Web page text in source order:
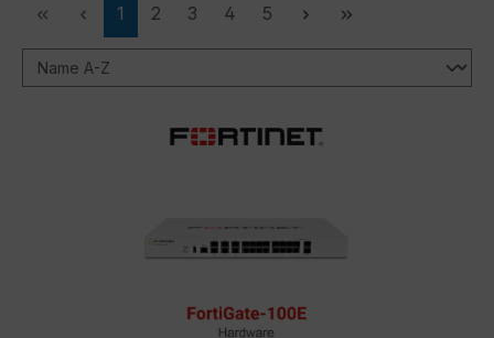
Seite
1 Seite
2 Seite
3 Seite
4 Seite
5